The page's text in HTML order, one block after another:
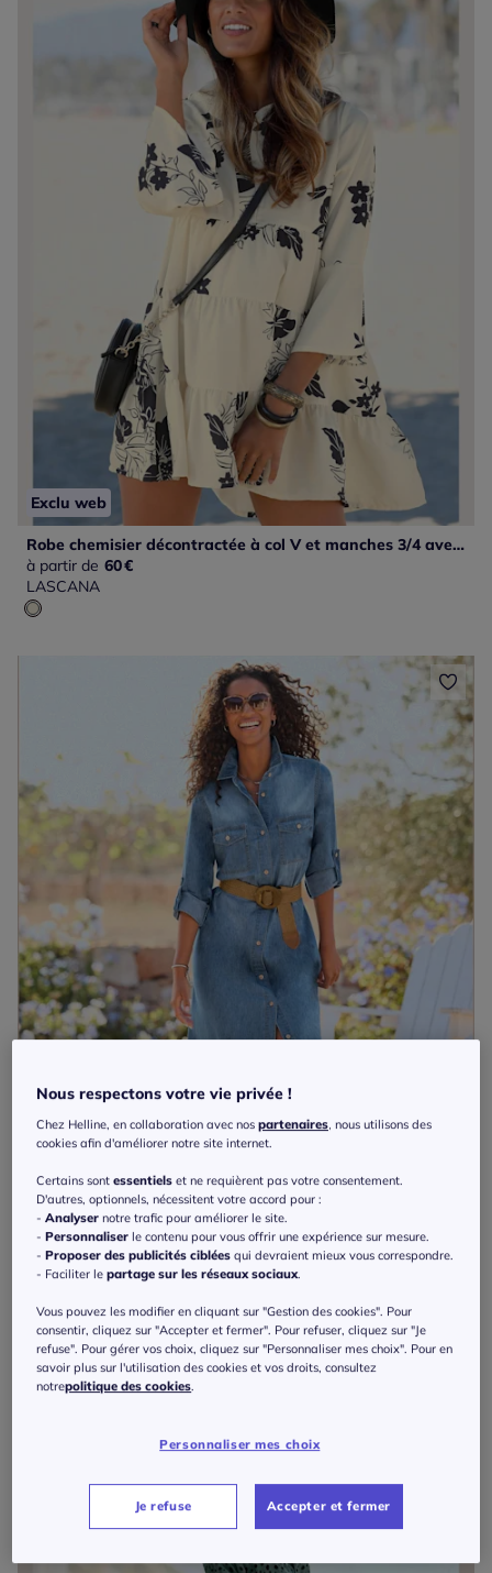
Exclu web
Robe chemisier décontractée à col V et manches 3/4 avec motifs floraux
à partir de 60€
LASCANA
69€
Best Connection
Nous respectons votre vie privée !
Chez Helline, en collaboration avec nospartenaires, nous utilisons des
cookies afin d'améliorer notre site internet.
Certains sontessentiels et ne requièrent pas votre consentement.
D'autres, optionnels, nécessitent votre accord pour :
-Analyser notre trafic pour améliorer le site.
-Personnaliser le contenu pour vous offrir une expérience sur mesure.
-Proposer des publicités ciblées qui devraient mieux vous correspondre.
- Faciliter lepartage sur les réseaux sociaux.
Vous pouvez les modifier en cliquant sur "Gestion des cookies". Pour
consentir, cliquez sur "Accepter et fermer". Pour refuser, cliquez sur "Je
refuse". Pour gérer vos choix, cliquez sur "Personnaliser mes choix". Pour en
savoir plus sur l'utilisation des cookies et vos droits, consultez
notrepolitique des cookies.
Personnaliser mes choix
Je refuse Accepter et fermer